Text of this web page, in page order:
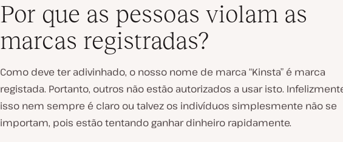
Por que as pessoas violam as
marcas registradas?
Como deve ter adivinhado, o nosso nome de marca “Kinsta” é marca
registada. Portanto, outros não estão autorizados a usar isto.
isso nem sempre é claro ou talvez os indivíduos simplesmente não se
importam, pois estão tentando ganhar dinheiro rapidamente.